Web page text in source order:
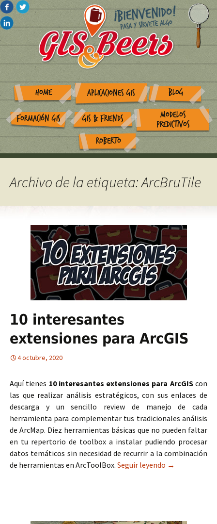
HOME APLICACIONES GIS BLOG
FORMACIÓN GIS GIS & FRIENDS
MODELOS
PREDICTIVOS
ROBERTO
Archivo de la etiqueta: ArcBruTile
10 interesantes
extensiones para ArcGIS
4 octubre, 2020
Aquí tienes 10 interesantes extensiones para ArcGIScon
las que realizar análisis estratégicos, con sus enlaces de
descarga y un sencillo review de manejo de cada
herramienta para complementar tus tradicionales análisis
de ArcMap. Diez herramientas básicas que no pueden faltar
en tu repertorio de toolbox a instalar pudiendo procesar
datos temáticos sin necesidad de recurrir a la combinación
de herramientas en ArcToolBox. Seguir leyendo 10
→